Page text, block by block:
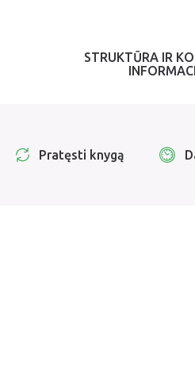
STRUKTŪRA IR
Pratęsti knygą